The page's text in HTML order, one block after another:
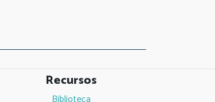
Recursos